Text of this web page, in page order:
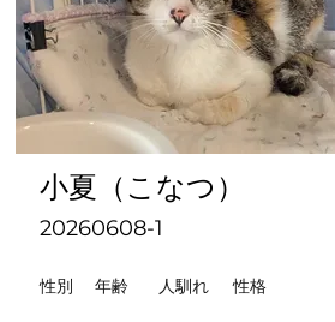
小夏（こなつ）
20260608-1
性別 年齢 人馴れ 性格